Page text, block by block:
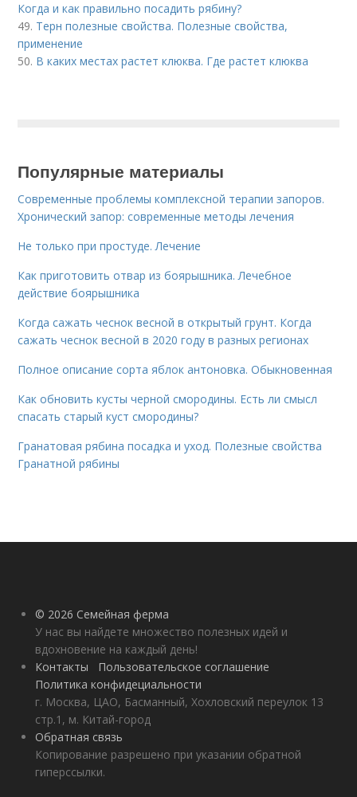
Когда и как правильно посадить рябину?
49. Терн полезные свойства. Полезные свойства,
применение
50. В каких местах растет клюква. Где растет клюква
Популярные материалы
Современные проблемы комплексной терапии запоров.
Хронический запор: современные методы лечения
Не только при простуде. Лечение
Как приготовить отвар из боярышника. Лечебное
действие боярышника
Когда сажать чеснок весной в открытый грунт. Когда
сажать чеснок весной в 2020 году в разных регионах
Полное описание сорта яблок антоновка. Обыкновенная
Как обновить кусты черной смородины. Есть ли смысл
спасать старый куст смородины?
Гранатовая рябина посадка и уход. Полезные свойства
Гранатной рябины
© 2026 Семейная ферма
У нас вы найдете множество полезных идей и
вдохновение на каждый день!
Контакты
Пользовательское соглашение
Политика конфидециальности
г. Москва, ЦАО, Басманный, Хохловский переулок 13
стр.1, м. Китай-город
Обратная связь
Копирование разрешено при указании обратной
гиперссылки.